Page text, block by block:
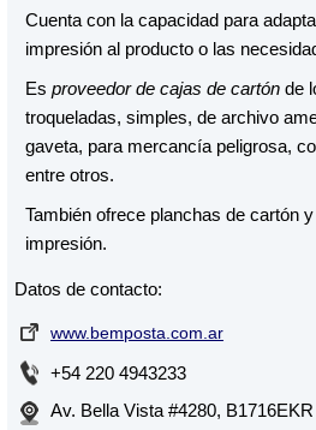
Cuenta con la capacidad para
impresión al producto o las
Es proveedor de cajas de cartón de
troqueladas, simples, de archivo
gaveta, para mercancía peligrosa,
entre otros.
También ofrece planchas de cartón
impresión.
Datos de contacto:
www.bemposta.com.ar
+54 220 4943233
Av. Bella Vista #4280,